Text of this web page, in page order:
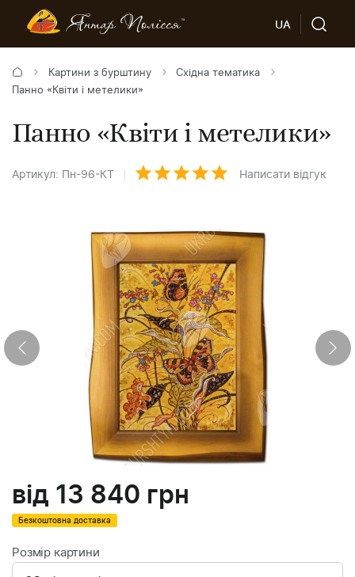
UA
Картини з бурштину
Східна тематика
Панно «Квіти і метелики»
Панно «Квіти і метелики»
Артикул: Пн-96-КТ Написати відгук
від 13 840 грн
Безкоштовна доставка
Розмір картини